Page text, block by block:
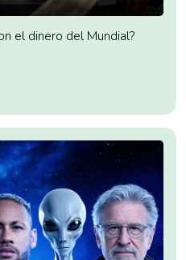
el dinero del Mundial?